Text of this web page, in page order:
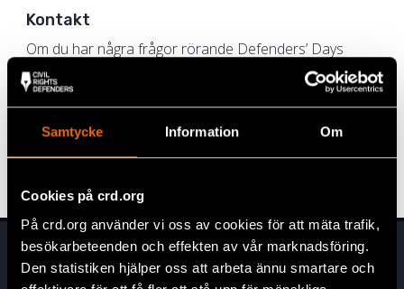
Samtycke Information Om
Cookies på crd.org
På crd.org använder vi oss av cookies för att mäta trafik,
besökarbeteenden och effekten av vår marknadsföring.
Den statistiken hjälper oss att arbeta ännu smartare och
Kontakt
Om du har några frågor rörande Defenders’ Days
Bootcamp är du välkommen att kontakta oss
pådefendersdays@crd.org
Välkommen att följa
#defendersdays
på sociala
medier för att ta del av nyheter och uppdateringar
direkt från konferensen.